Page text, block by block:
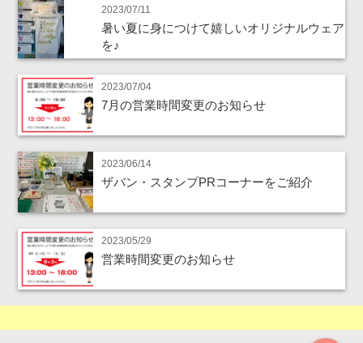
2023/07/11
暑い夏に身につけて嬉しいオリジナルウェア
を♪
2023/07/04
7月の営業時間変更のお知らせ
2023/06/14
ザバン・スタンプPRコーナーをご紹介
2023/05/29
営業時間変更のお知らせ